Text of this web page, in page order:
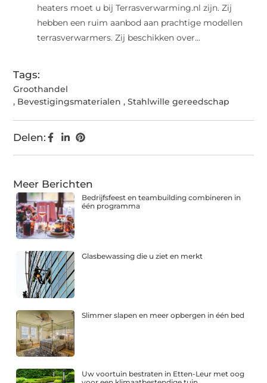
heaters moet u bij Terrasverwarming.nl zijn. Zij
hebben een ruim aanbod aan prachtige modellen
terrasverwarmers. Zij beschikken over...
Tags:
Groothandel
, Bevestigingsmaterialen ,Stahlwille gereedschap
Delen:
Meer Berichten
Bedrijfsfeest en teambuilding combineren in
één programma
Glasbewassing die u ziet en merkt
Slimmer slapen en meer opbergen in één bed
Uw voortuin bestraten in Etten-Leur met oog